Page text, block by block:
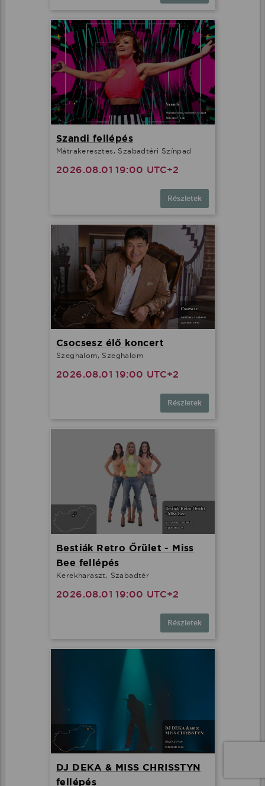
Szandi fellépés
Mátrakeresztes, Szabadtéri Színpad
2026.08.01 19:00 UTC+2
Részletek
Csocsesz élő koncert
Szeghalom, Szeghalom
2026.08.01 19:00 UTC+2
Részletek
Bestiák Retro Őrület - Miss
Bee fellépés
Kerekharaszt, Szabadtér
2026.08.01 19:00 UTC+2
Részletek
DJ DEKA & MISS CHRISSTYN
fellépés